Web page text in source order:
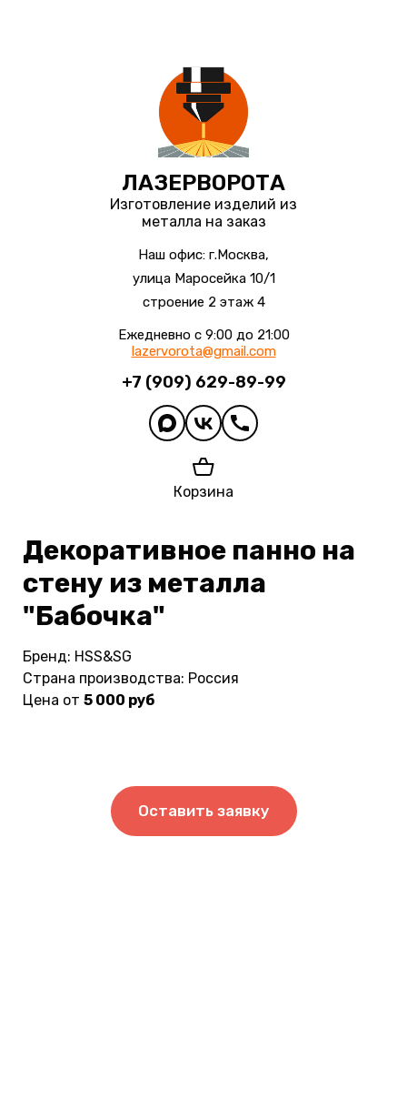
ЛАЗЕРВОРОТА
Изготовление изделий из
металла на заказ
Наш офис: г.Москва,
улица Маросейка 10/1
строение 2 этаж 4
Ежедневно с 9:00 до 21:00
lazervorota@gmail.com
+7 (909) 629-89-99
Корзина
Декоративное панно на
стену из металла
"Бабочка"
Бренд: HSS&SG
Страна производства: Россия
Цена от 5 000 руб
Оставить заявку